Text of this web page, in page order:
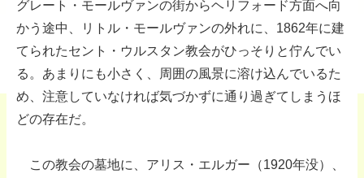
グレート・モールヴァンの街からヘリフォード方面へ向
かう途中、リトル・モールヴァンの外れに、1862年に建
てられたセント・ウルスタン教会がひっそりと佇んでい
る。あまりにも小さく、周囲の風景に溶け込んでいるた
め、注意していなければ気づかずに通り過ぎてしまうほ
どの存在だ。
この教会の墓地に、アリス・エルガー（1920年没）、